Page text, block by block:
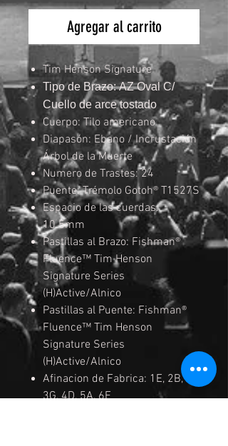
Agregar al carrito
Tim Henson Signature
Tipo de Brazo: AZ Oval C/
Cuello de arce tostado
Cuerpo: Tilo americano
Diapasón: Ebano / Incrustación
Árbol de la Muerte
Numero de Trastes: 24
Puente: Trémolo Gotoh® T1527S
Espacio de las cuerdas:
10.5mm
Pastillas al Brazo: Fishman®
Fluence™ Tim Henson
Signature Series
(H)Active/Alnico
Pastillas al Puente: Fishman®
Fluence™ Tim Henson
Signature Series
(H)Active/Alnico
Afinacion de Fabrica: 1E, 2B,
3G, 4D, 5A, 6E